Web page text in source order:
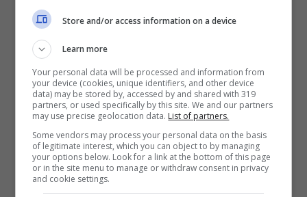
settimana stagione e un improvviso ritorno…
un rumors nato dopo la pubblicazione di un
posto da parte di Alessandro Tersigni nella
sua pagina Instagram ufficiale.
Atteso il ritorno di Clelia
Calligaris
Ebbene sì, nel mirino dell’attenzione del web
Store and/or access information on a device
Learn more
Your personal data will be processed and information from
your device (cookies, unique identifiers, and other device
data) may be stored by, accessed by and shared with 319
partners, or used specifically by this site. We and our partners
may use precise geolocation data. List of partners.
Some vendors may process your personal data on the basis
of legitimate interest, which you can object to by managing
your options below. Look for a link at the bottom of this page
or in the site menu to manage or withdraw consent in privacy
and cookie settings.